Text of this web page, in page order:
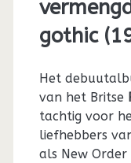
gothic
Het
van het Britse
tachtig voor
liefhebbers
als New